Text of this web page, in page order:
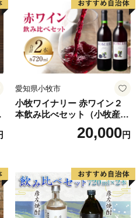
１の６の２０
税 ワンストップ特例申請書
SANRIO
愛知県小牧市
小牧ワイナリー 赤ワイン２
本飲み比べセット（小牧産ぶ
どう100％使用）20,000円